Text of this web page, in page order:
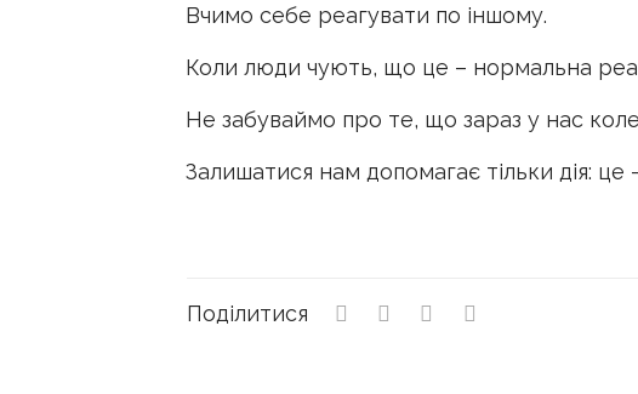
Вчимо себе реагувати по іншому.
Коли люди чують, що це – нормальна
Не забуваймо про те, що зараз у нас
Залишатися нам допомагає тільки дія:
Поділитися